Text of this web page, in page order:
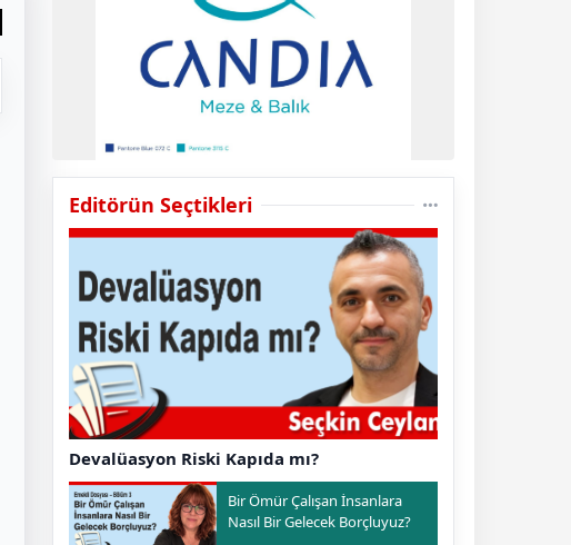
Editörün Seçtikleri
Devalüasyon Riski Kapıda mı?
Bir Ömür Çalışan İnsanlara
Nasıl Bir Gelecek Borçluyuz?